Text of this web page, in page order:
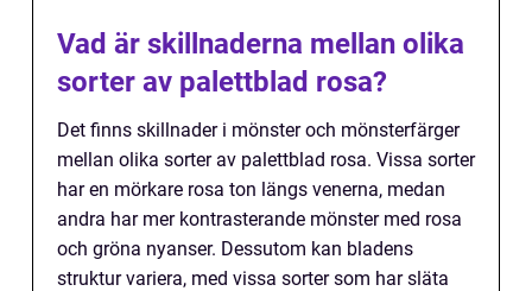
Vad är skillnaderna mellan olika
sorter av palettblad rosa?
Det finns skillnader i mönster och mönsterfärger
mellan olika sorter av palettblad rosa. Vissa sorter
har en mörkare rosa ton längs venerna, medan
andra har mer kontrasterande mönster med rosa
och gröna nyanser. Dessutom kan bladens
struktur variera, med vissa sorter som har släta